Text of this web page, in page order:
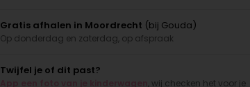
Gratis afhalen in Moordrecht (bij Gouda)
Op donderdag en zaterdag, op afspraak
Twijfel je of dit past?
, wij checken het voor je